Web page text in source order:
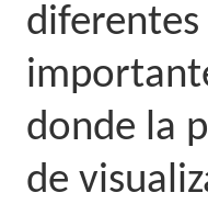
diferentes
donde la
de